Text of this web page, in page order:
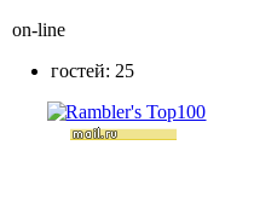
on-line
гостей: 25